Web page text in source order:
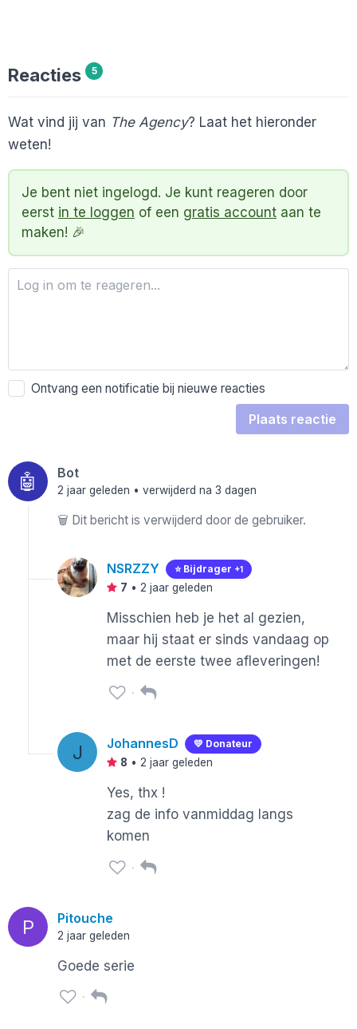
Reacties 5
Wat vind jij van The Agency? Laat het hieronder
weten!
Je bent niet ingelogd. Je kunt reageren door
eerst in te loggen of een gratis account aan te
maken! 🎉
Ontvang een notificatie bij nieuwe reacties
Plaats reactie
🤖 Bot
2 jaar geleden • verwijderd na 3 dagen
🗑️ Dit bericht is verwijderd door de gebruiker.
NSRZZY ⭐️ Bijdrager +1
7 • 2 jaar geleden
Misschien heb je het al gezien,
maar hij staat er sinds vandaag op
met de eerste twee afleveringen!
J JohannesD 💛 Donateur
8 • 2 jaar geleden
Yes, thx !
zag de info vanmiddag langs
komen
P Pitouche
2 jaar geleden
Goede serie